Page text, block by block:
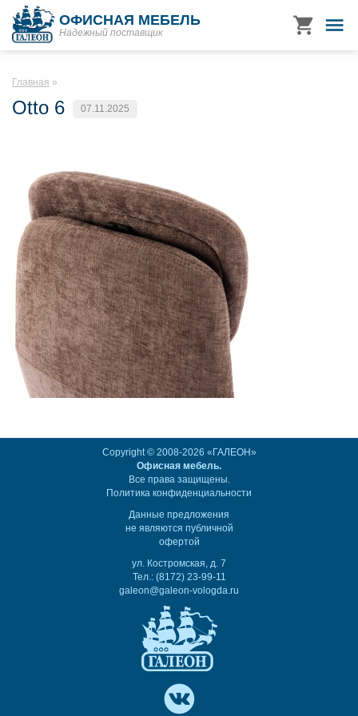
ОФИСНАЯ МЕБЕЛЬ
Надежный поставщик
Главная
Otto 6 07.11.2025
Copyright © 2008-2026 «ГАЛЕОН»
Офисная мебель.
Все права защищены.
Политика конфиденциальности
Данные предложения
не являются публичной
офертой
ул. Костромская, д. 7
Тел.: (8172) 23-99-11
galeon@galeon-vologda.ru